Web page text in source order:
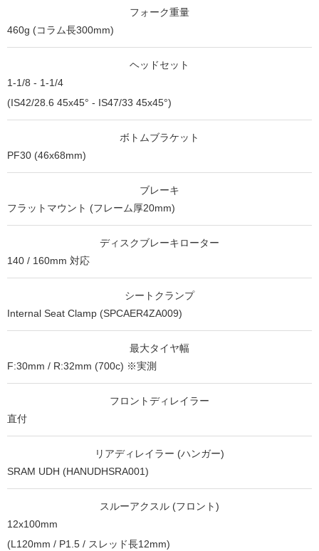
フォーク重量
460g (コラム⻑300mm)
ヘッドセット
1-1/8 - 1-1/4
(IS42/28.6 45x45° - IS47/33 45x45°)
ボトムブラケット
PF30 (46x68mm)
ブレーキ
フラットマウント (フレーム厚20mm)
ディスクブレーキローター
140 / 160mm 対応
シートクランプ
Internal Seat Clamp (SPCAER4ZA009)
最大タイヤ幅
F:30mm / R:32mm (700c) ※実測
フロントディレイラー
直付
リアディレイラー (ハンガー)
SRAM UDH (HANUDHSRA001)
スルーアクスル (フロント)
12x100mm
(L120mm / P1.5 / スレッド長12mm)